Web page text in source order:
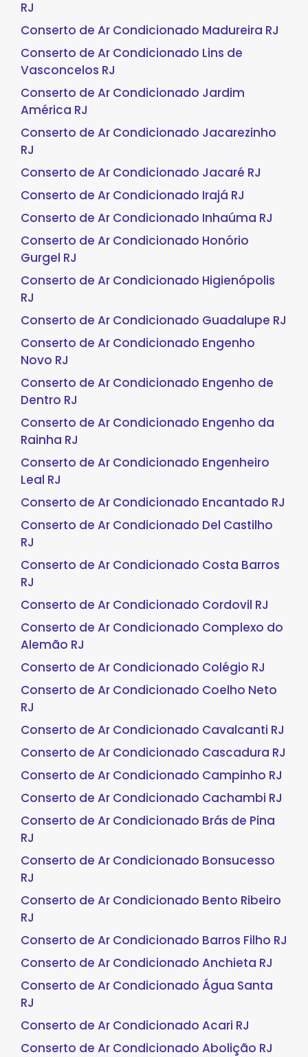
RJ
Conserto de Ar Condicionado Madureira RJ
Conserto de Ar Condicionado Lins de
Vasconcelos RJ
Conserto de Ar Condicionado Jardim
América RJ
Conserto de Ar Condicionado Jacarezinho
RJ
Conserto de Ar Condicionado Jacaré RJ
Conserto de Ar Condicionado Irajá RJ
Conserto de Ar Condicionado Inhaúma RJ
Conserto de Ar Condicionado Honório
Gurgel RJ
Conserto de Ar Condicionado Higienópolis
RJ
Conserto de Ar Condicionado Guadalupe RJ
Conserto de Ar Condicionado Engenho
Novo RJ
Conserto de Ar Condicionado Engenho de
Dentro RJ
Conserto de Ar Condicionado Engenho da
Rainha RJ
Conserto de Ar Condicionado Engenheiro
Leal RJ
Conserto de Ar Condicionado Encantado RJ
Conserto de Ar Condicionado Del Castilho
RJ
Conserto de Ar Condicionado Costa Barros
RJ
Conserto de Ar Condicionado Cordovil RJ
Conserto de Ar Condicionado Complexo do
Alemão RJ
Conserto de Ar Condicionado Colégio RJ
Conserto de Ar Condicionado Coelho Neto
RJ
Conserto de Ar Condicionado Cavalcanti RJ
Conserto de Ar Condicionado Cascadura RJ
Conserto de Ar Condicionado Campinho RJ
Conserto de Ar Condicionado Cachambi RJ
Conserto de Ar Condicionado Brás de Pina
RJ
Conserto de Ar Condicionado Bonsucesso
RJ
Conserto de Ar Condicionado Bento Ribeiro
RJ
Conserto de Ar Condicionado Barros Filho RJ
Conserto de Ar Condicionado Anchieta RJ
Conserto de Ar Condicionado Água Santa
RJ
Conserto de Ar Condicionado Acari RJ
Conserto de Ar Condicionado Abolição RJ